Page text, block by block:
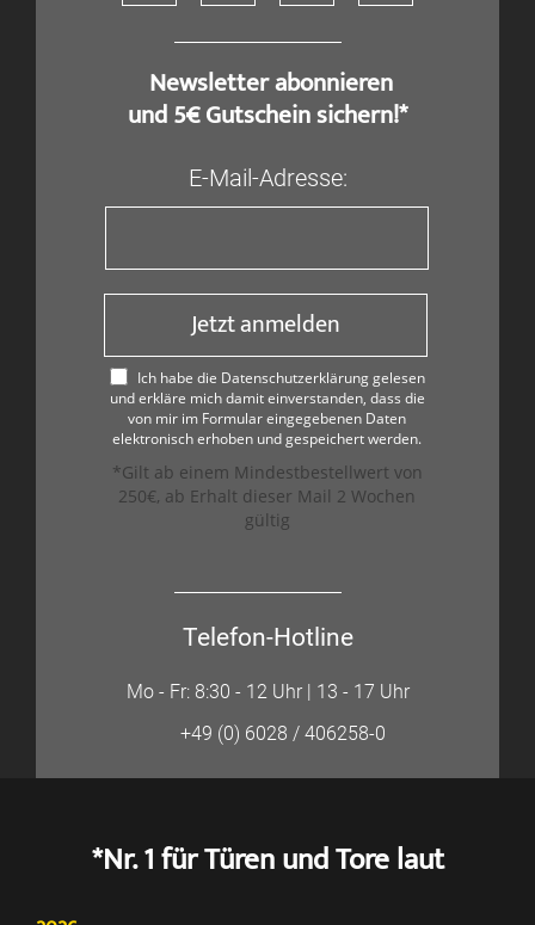
​ Newsletter abonnieren
und 5€ Gutschein sichern!*
E-Mail-Adresse:
Jetzt anmelden
Ich habe die Datenschutzerklärung gelesen
und erkläre mich damit einverstanden, dass die
von mir im Formular eingegebenen Daten
elektronisch erhoben und gespeichert werden.
*Gilt ab einem Mindestbestellwert von
250€, ab Erhalt dieser Mail 2 Wochen
gültig
Telefon-Hotline
Mo - Fr: 8:30 - 12 Uhr | 13 - 17 Uhr
+49 (0) 6028 / 406258-0
*Nr. 1 für Türen und Tore laut